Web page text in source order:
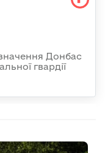
Донбас
гвардії